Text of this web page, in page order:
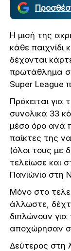
Η μισή της
κάθε παιχνίδι
δέχονται
πρωτάθλημα
Super League
Πρόκειται για
συνολικά 33
μέσο όρο ανά
παίκτες της
(όλοι τους με
τελείωσε και
Πανιώνιο στη
Μόνο στο
άλλωστε,
διπλώνουν για
αποχώρησαν
Δεύτερος στη